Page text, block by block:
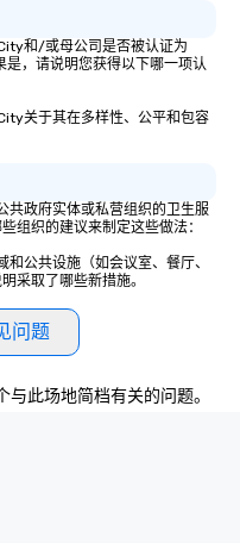
和/或母公司是否被认证为
是，请说明您获得以下哪一项认
关于其在多样性、公平和包容
政府实体或私营组织的卫生服
组织的建议来制定这些做法：
公共设施（如会议室、餐厅、
采取了哪些新措施。
问题
与此场地简档有关的问题。